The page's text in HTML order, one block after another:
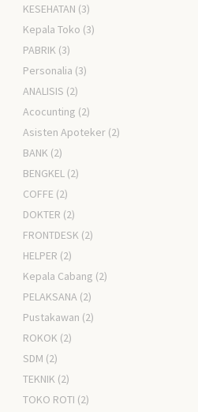
KESEHATAN (3)
Kepala Toko (3)
PABRIK (3)
Personalia (3)
ANALISIS (2)
Acocunting (2)
Asisten Apoteker (2)
BANK (2)
BENGKEL (2)
COFFE (2)
DOKTER (2)
FRONTDESK (2)
HELPER (2)
Kepala Cabang (2)
PELAKSANA (2)
Pustakawan (2)
ROKOK (2)
SDM (2)
TEKNIK (2)
TOKO ROTI (2)